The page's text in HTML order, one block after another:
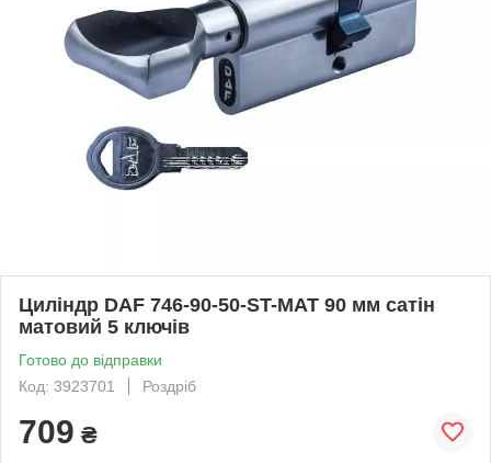
Циліндр DAF 746-90-50-ST-MAT 90 мм сатін
матовий 5 ключів
Готово до відправки
Код: 3923701
Роздріб
709 ₴